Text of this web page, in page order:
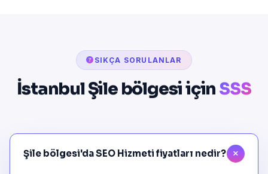
SIKÇA SORULANLAR
İstanbul Şile bölgesi için SSS
Şile bölgesi'da SEO Hizmeti fiyatları nedir?